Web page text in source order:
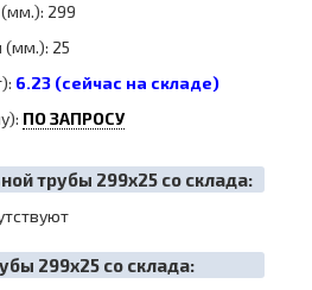
299
(мм.): 25
6.23 (сейчас на складе)
ПО ЗАПРОСУ
трубы 299х25 со склада:
299х25 со склада: